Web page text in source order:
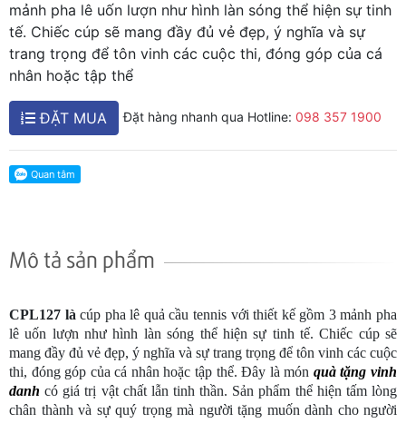
mảnh pha lê uốn lượn như hình làn sóng thể hiện sự tinh
tế. Chiếc cúp sẽ mang đầy đủ vẻ đẹp, ý nghĩa và sự
trang trọng để tôn vinh các cuộc thi, đóng góp của cá
nhân hoặc tập thể
ĐẶT MUA Đặt hàng nhanh qua Hotline: 098 357 1900
Mô tả sản phẩm
CPL127 làcúp pha lê quả cầu tennis với thiết kế gồm 3 mảnh pha
lê uốn lượn như hình làn sóng thể hiện sự tinh tế. Chiếc cúp sẽ
mang đầy đủ vẻ đẹp, ý nghĩa và sự trang trọng để tôn vinh các cuộc
thi, đóng góp của cá nhân hoặc tập thể. Đây là món quà tặng vinh
danh có giá trị vật chất lẫn tinh thần. Sản phẩm thể hiện tấm lòng
chân thành và sự quý trọng mà người tặng muốn dành cho người